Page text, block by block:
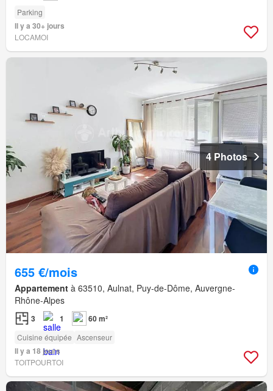
Parking
Il y a 30+ jours
LOCAMOI
4 Photos
655 €/mois
Appartement à 63510, Aulnat, Puy-de-Dôme, Auvergne-
Rhône-Alpes
3 1 60 m²
Cuisine équipée Ascenseur
Il y a 18 jours
TOITPOURTOI